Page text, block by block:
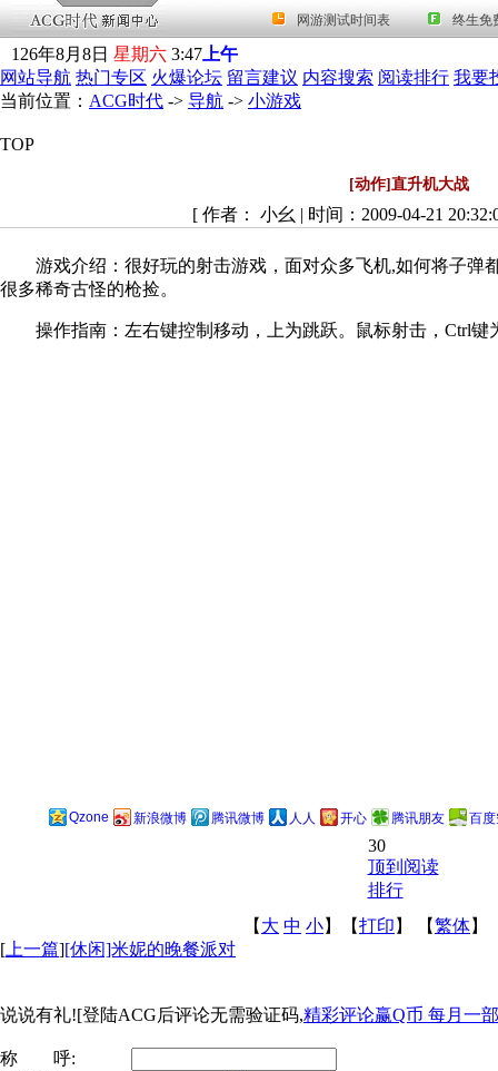
126年8月 8日 星期六 3:47 上午
网站导航 热门专区 火爆论坛 留言建议 内容搜索 阅读排行 我要
当前位置： ACG时代 -> 导航 -> 小游戏
TOP
[动作]直升机大战
[ 作者： 小幺 | 时间：2009-04-21
游戏介绍：很好玩的射击游戏，面对众多飞机,如何将子弹
很多稀奇古怪的枪捡。
操作指南：左右键控制移动，上为跳跃。鼠标射击，Ctrl键
Qzone 新浪微博 腾讯微博 人人 开心 腾讯朋友 百
30
顶到阅读
排行
【 大 中 小】【打印 】 【繁体】
[ 上一篇][休闲]米妮的晚餐派对
说说有礼![登陆ACG后评论无需验证码,精彩评论赢Q币 每月一
称 呼: